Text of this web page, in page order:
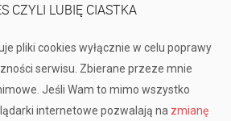
CZYLI LUBIĘ CIASTKA
pliki cookies wyłącznie w celu poprawy
serwisu. Zbierane przeze mnie
Jeśli Wam to mimo wszystko
internetowe pozwalają na zmianę